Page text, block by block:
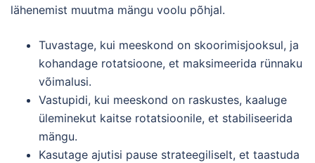
lähenemist muutma mängu voolu põhjal.
Tuvastage, kui meeskond on skoorimisjooksul, ja
kohandage rotatsioone, et maksimeerida rünnaku
võimalusi.
Vastupidi, kui meeskond on raskustes, kaaluge
üleminekut kaitse rotatsioonile, et stabiliseerida
mängu.
Kasutage ajutisi pause strateegiliselt, et taastuda